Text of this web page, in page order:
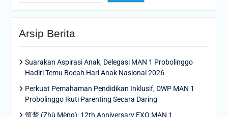
Arsip Berita
Suarakan Aspirasi Anak, Delegasi MAN 1 Probolinggo
Hadiri Temu Bocah Hari Anak Nasional 2026
Perkuat Pemahaman Pendidikan Inklusif, DWP MAN 1
Probolinggo Ikuti Parenting Secara Daring
筑梦 (Zhù Mèng): 12th Anniversary EXO MAN 1